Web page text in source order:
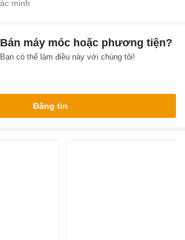
Bán máy móc hoặc phương tiện?
Bạn có thể làm điều này với chúng tôi!
Đăng tin